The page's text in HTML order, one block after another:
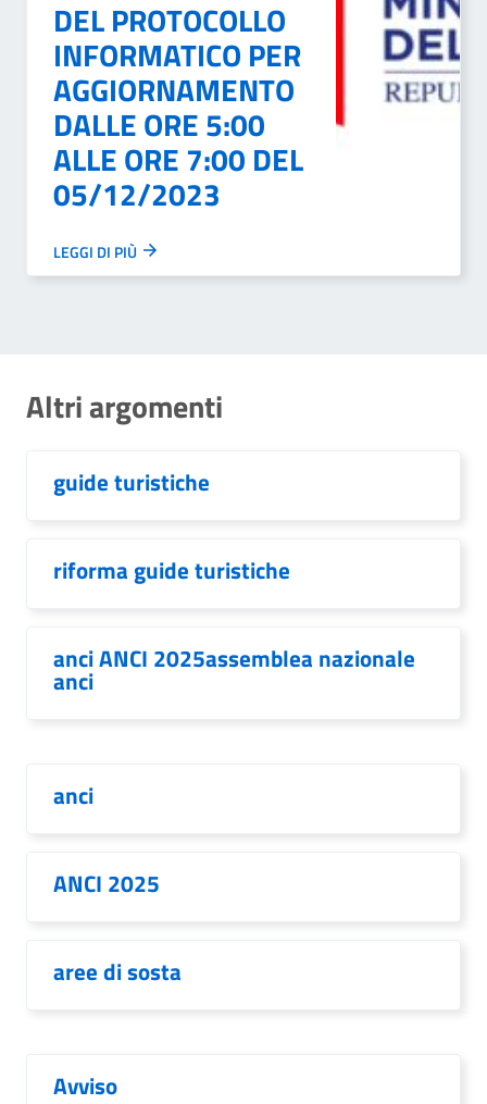
DEL PROTOCOLLO
INFORMATICO PER
AGGIORNAMENTO
DALLE ORE 5:00
ALLE ORE 7:00 DEL
05/12/2023
LEGGI DI PIÙ
Altri argomenti
guide turistiche
riforma guide turistiche
anci ANCI 2025assemblea nazionale
anci
anci
ANCI 2025
aree di sosta
Avviso